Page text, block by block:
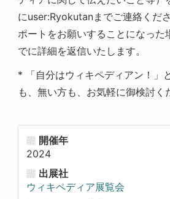
にuser:Ryokutanまでご連絡くだ
ポートをお願いすることになった
でに詳細を返信いたします。
* 「自分はウィキペディアン！」
も、無い方も、お気軽に御検討く
開催年
2024
出展社
ウィキペディア展覧会